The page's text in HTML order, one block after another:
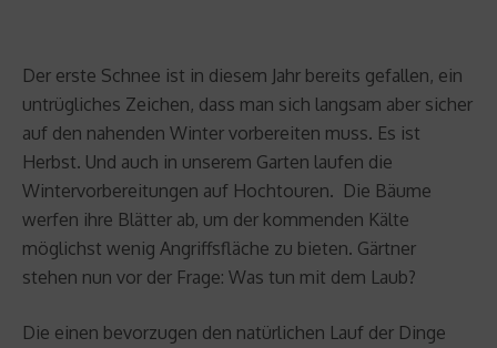
Der erste Schnee ist in diesem Jahr bereits gefallen, ein
untrügliches Zeichen, dass man sich langsam aber sicher
auf den nahenden Winter vorbereiten muss. Es ist
Herbst. Und auch in unserem Garten laufen die
Wintervorbereitungen auf Hochtouren. Die Bäume
werfen ihre Blätter ab, um der kommenden Kälte
möglichst wenig Angriffsfläche zu bieten. Gärtner
stehen nun vor der Frage: Was tun mit dem Laub?
Die einen bevorzugen den natürlichen Lauf der Dinge